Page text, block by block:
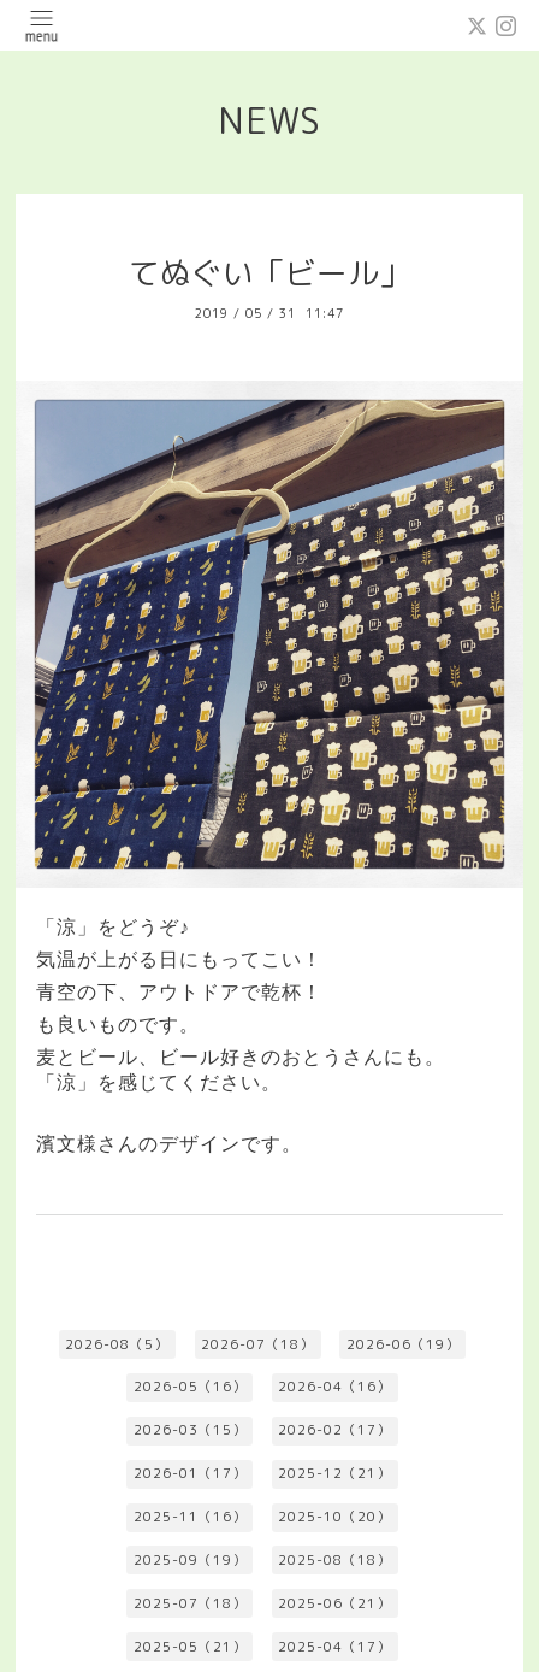
NEWS
てぬぐい「ビール」
2019 / 05 / 31 11:47
「涼」をどうぞ♪
気温が上がる日にもってこい！
青空の下、アウトドアで乾杯！
も良いものです。
麦とビール、ビール好きのおとうさんにも。
「涼」を感じてください。
濱文様さんのデザインです。
2026-08（5） 2026-07（18） 2026-06（19）
2026-05（16） 2026-04（16）
2026-03（15） 2026-02（17）
2026-01（17） 2025-12（21）
2025-11（16） 2025-10（20）
2025-09（19） 2025-08（18）
2025-07（18） 2025-06（21）
2025-05（21） 2025-04（17）